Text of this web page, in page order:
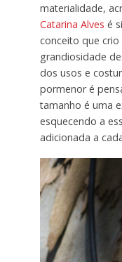
materialidade,
Catarina Alves é
conceito que
grandiosidade
dos usos e
pormenor é
tamanho é uma
esquecendo a
adicionada a